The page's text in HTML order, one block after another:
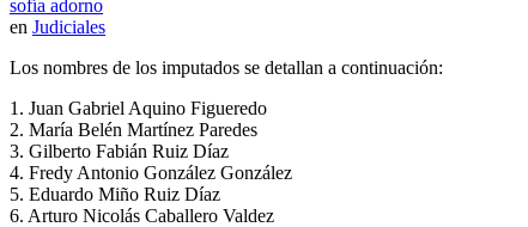
sofía adorno
en Judiciales
Los nombres de los imputados se detallan a continuación:
1. Juan Gabriel Aquino Figueredo
2. María Belén Martínez Paredes
3. Gilberto Fabián Ruiz Díaz
4. Fredy Antonio González González
5. Eduardo Miño Ruiz Díaz
6. Arturo Nicolás Caballero Valdez